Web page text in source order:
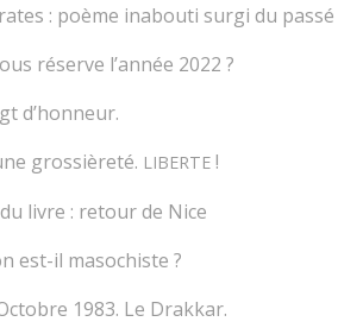
: poème inabouti surgi du passé
réserve l’année 2022 ?
d’honneur.
grossièreté. LIBERTE !
livre : retour de Nice
est-il masochiste ?
1983. Le Drakkar.